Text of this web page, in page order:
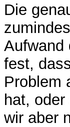
Die
Aufwand
fest,
Problem
hat,
wir aber